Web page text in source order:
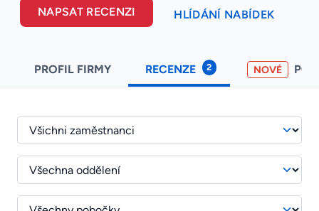
NAPSAT RECENZI HLÍDÁNÍ NABÍDEK
PROFIL FIRMY RECENZE 2 NOVÉ